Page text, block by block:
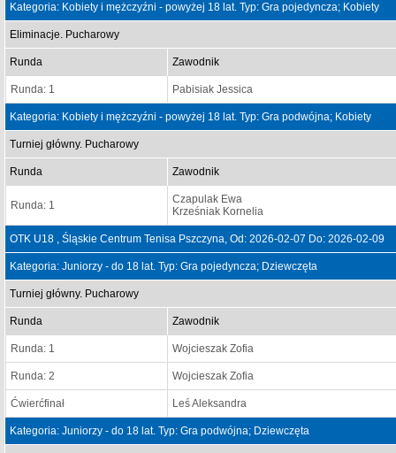
Kategoria: Kobiety i mężczyźni - powyżej 18 lat. Typ: Gra pojedyncza; Kobiety
Eliminacje. Pucharowy
Runda Zawodnik
Runda: 1 Pabisiak Jessica
Kategoria: Kobiety i mężczyźni - powyżej 18 lat. Typ: Gra podwójna; Kobiety
Turniej główny. Pucharowy
Runda Zawodnik
Runda: 1
Czapulak Ewa
Krześniak Kornelia
OTK U18 , Śląskie Centrum Tenisa Pszczyna, Od: 2026-02-07 Do: 2026-02-09
Kategoria: Juniorzy - do 18 lat. Typ: Gra pojedyncza; Dziewczęta
Turniej główny. Pucharowy
Runda Zawodnik
Runda: 1 Wojcieszak Zofia
Runda: 2 Wojcieszak Zofia
Ćwierćfinał Leś Aleksandra
Kategoria: Juniorzy - do 18 lat. Typ: Gra podwójna; Dziewczęta